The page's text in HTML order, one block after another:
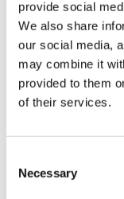
provide social
We also share
our social media,
may combine it
provided to them
of their services.
Selection
Necessary
Подтяжка
Подтяжка
Подтяжка губ
Импланты
Удаление
Daddy Makeover
Upper Back Lift